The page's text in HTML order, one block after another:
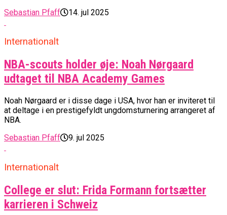
Sebastian Pfaff
14. jul 2025
Internationalt
NBA-scouts holder øje: Noah Nørgaard
udtaget til NBA Academy Games
Noah Nørgaard er i disse dage i USA, hvor han er inviteret til
at deltage i en prestigefyldt ungdomsturnering arrangeret af
NBA.
Sebastian Pfaff
9. jul 2025
Internationalt
College er slut: Frida Formann fortsætter
karrieren i Schweiz